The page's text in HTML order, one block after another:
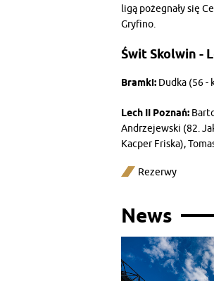
ligą pożegnały się
Gryfino.
Świt Skolwin -
Bramki: Dudka (56 -
Lech II Poznań:
Andrzejewski (82.
Kacper Friska),
Rezerwy
News